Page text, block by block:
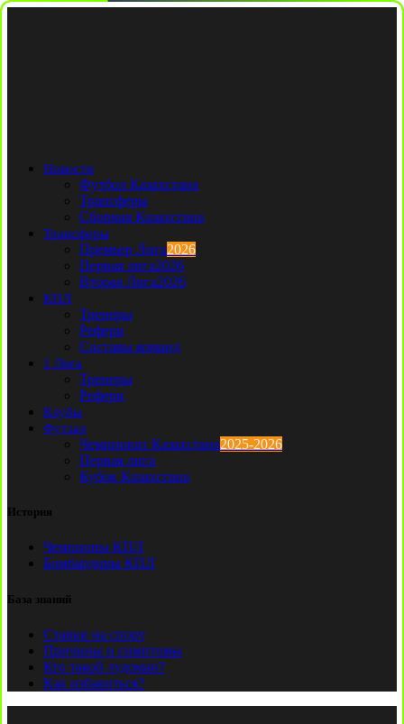
Новости
Футбол Казахстана
Трансферы
Сборная Казахстана
Трансферы
Премьер Лига2026
Первая лига2026
Вторая Лига2026
КПЛ
Тренеры
Рефери
Составы команд
1 Лига
Тренеры
Рефери
Клубы
Футзал
Чемпионат Казахстана2025-2026
Первая лига
Кубок Казахстана
История
Чемпионы КПЛ
Бомбардиры КПЛ
База знаний
Ставки на спорт
Причины и симптомы
Кто такой лудоман?
Как избавиться?